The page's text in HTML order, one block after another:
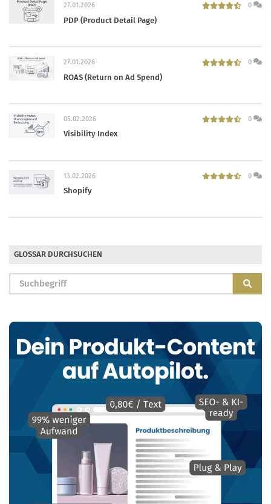
27.01.2026 0
PDP (Product Detail Page)
27.01.2026 0
ROAS (Return on Ad Spend)
05.02.2026 0
Visibility Index
13.02.2026 0
Shopify
GLOSSAR DURCHSUCHEN